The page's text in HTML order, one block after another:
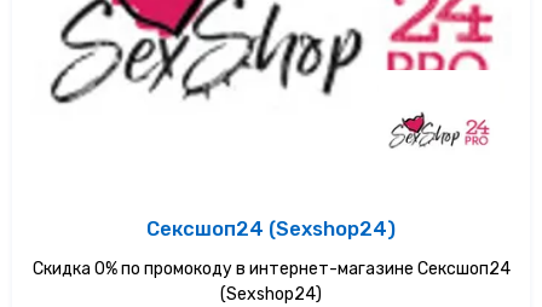
Сексшоп24 (Sexshop24)
Скидка 0% по промокоду в интернет-магазине Сексшоп24
(Sexshop24)